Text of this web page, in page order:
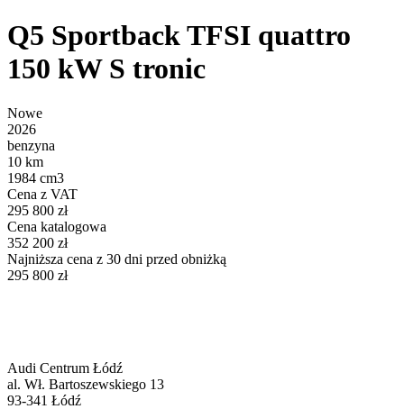
Q5 Sportback TFSI quattro
150 kW S tronic
Nowe
2026
benzyna
10 km
1984 cm3
Cena z VAT
295 800 zł
Cena katalogowa
352 200 zł
Najniższa cena z 30 dni przed obniżką
295 800 zł
Audi Centrum Łódź
al. Wł. Bartoszewskiego 13
93-341 Łódź